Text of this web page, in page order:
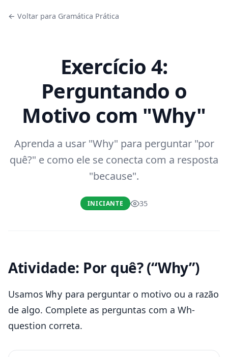
← Voltar para Gramática Prática
Exercício 4:
Perguntando o
Motivo com "Why"
Aprenda a usar "Why" para perguntar "por
quê?" e como ele se conecta com a resposta
"because".
INICIANTE 35
Atividade: Por quê? (“Why”)
Usamos Why para perguntar o motivo ou a razão
de algo. Complete as perguntas com a Wh-
question correta.